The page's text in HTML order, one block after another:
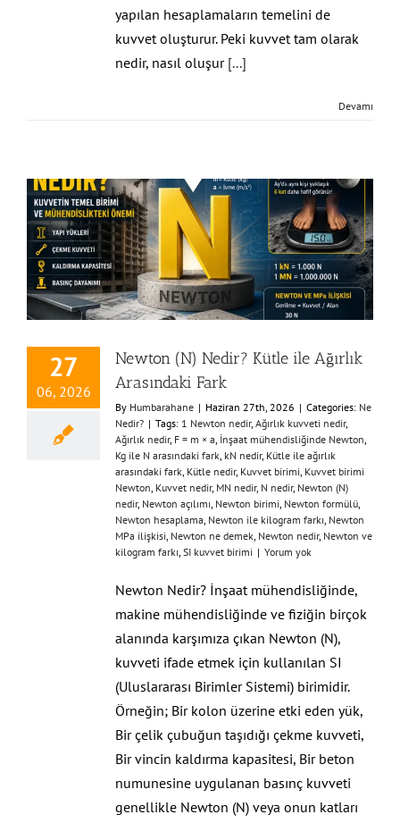
yapılan hesaplamaların temelini de
kuvvet oluşturur. Peki kuvvet tam olarak
nedir, nasıl oluşur [...]
Devamı
27
06, 2026
Newton (N) Nedir? Kütle ile Ağırlık
Arasındaki Fark
By Humbarahane | Haziran 27th, 2026 | Categories: Ne
Nedir? | Tags: 1 Newton nedir, Ağırlık kuvveti nedir,
Ağırlık nedir, F = m × a İnşaat mühendisliğinde Newton
Kg ile N arasındaki fark kN nedir, Kütle ile ağırlık
arasındaki fark Kütle nedir, Kuvvet birimi Kuvvet birimi
Newton Kuvvet nedir, MN nedir, N nedir, Newton (N)
nedir, Newton açılımı Newton birimi Newton formülü
Newton hesaplama Newton ile kilogram farkı Newton
MPa ilişkisi Newton ne demek Newton nedir, Newton ve
kilogram farkı SI kuvvet birimi | Yorum yok
Newton Nedir? İnşaat mühendisliğinde,
makine mühendisliğinde ve fiziğin birçok
alanında karşımıza çıkan Newton (N),
kuvveti ifade etmek için kullanılan SI
(Uluslararası Birimler Sistemi) birimidir.
Örneğin; Bir kolon üzerine etki eden yük,
Bir çelik çubuğun taşıdığı çekme kuvveti,
Bir vincin kaldırma kapasitesi, Bir beton
numunesine uygulanan basınç kuvveti
genellikle Newton (N) veya onun katları